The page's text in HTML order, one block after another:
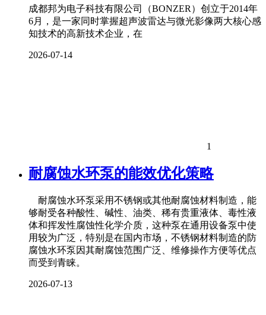
成都邦为电子科技有限公司（BONZER）创立于2014年
6月，是一家同时掌握超声波雷达与微光影像两大核心感
知技术的高新技术企业，在
2026-07-14
1
耐腐蚀水环泵的能效优化策略
耐腐蚀水环泵采用不锈钢或其他耐腐蚀材料制造，能
够耐受各种酸性、碱性、油类、稀有贵重液体、毒性液
体和挥发性腐蚀性化学介质，这种泵在通用设备泵中使
用较为广泛，特别是在国内市场，不锈钢材料制造的防
腐蚀水环泵因其耐腐蚀范围广泛、维修操作方便等优点
而受到青睐。
2026-07-13